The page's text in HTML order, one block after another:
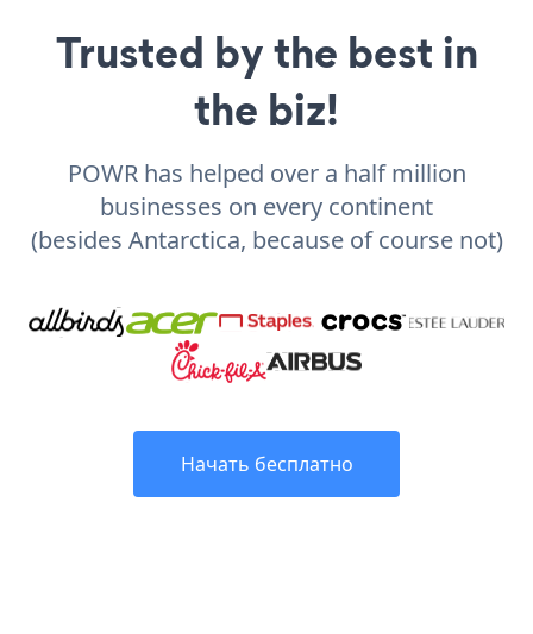
Trusted by the best in
the biz!
POWR has helped over a half million
businesses on every continent
(besides Antarctica, because of course not)
Начать бесплатно